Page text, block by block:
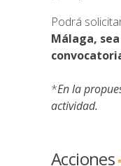
Podrá
Málaga,
*En la
actividad.
Acciones